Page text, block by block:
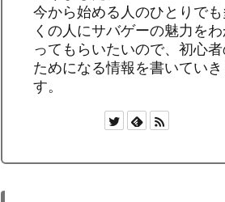
今から始める人のひとりでも
くの人にサバゲーの魅力を
ってもらいたいので、初心
ためになる情報を書いていき
す。